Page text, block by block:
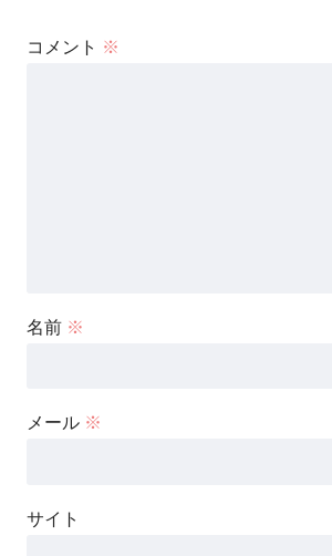
コメント ※
名前 ※
メール ※
サイト